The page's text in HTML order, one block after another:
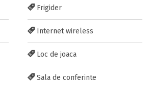
Frigider
Internet wireless
Loc de joaca
Sala de conferinte